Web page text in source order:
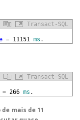
Transact-SQL
= 11151 ms .
Transact-SQL
= 266 ms .
mais de 11